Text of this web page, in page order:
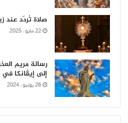
صلاة تُردّد عند
22 مايو، 2025
رسالة مريم
إلى إيڤانكا في 25 حزيران 2024
26 يونيو، 2024